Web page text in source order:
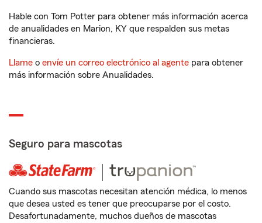
Hable con Tom Potter para obtener más información acerca
de anualidades en Marion, KY que respalden sus metas
financieras.
Llame o envíe un correo electrónico al agente para obtener
más información sobre Anualidades.
Seguro para mascotas
Cuando sus mascotas necesitan atención médica, lo menos
que desea usted es tener que preocuparse por el costo.
Desafortunadamente, muchos dueños de mascotas